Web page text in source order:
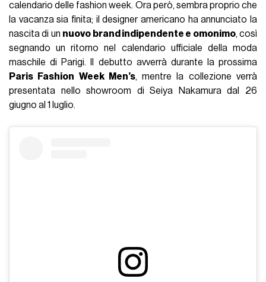
calendario delle fashion week. Ora però, sembra proprio che
la vacanza sia finita; il designer americano ha annunciato la
nascita di un nuovo brand indipendente e omonimo, così
segnando un ritorno nel calendario ufficiale della moda
maschile di Parigi. Il debutto avverrà durante la prossima
Paris Fashion Week Men’s, mentre la collezione verrà
presentata nello showroom di Seiya Nakamura dal 26
giugno al 1 luglio.